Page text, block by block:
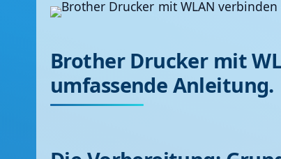
Brother Drucker mit
umfassende Anleitung.